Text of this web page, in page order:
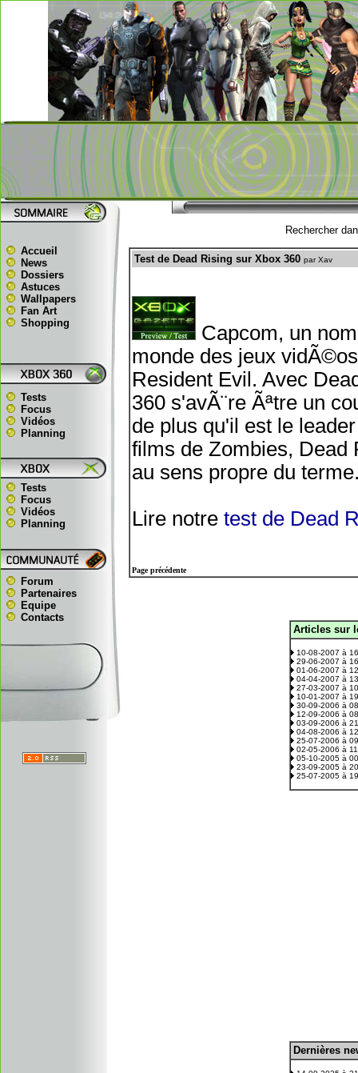
Accueil
News
Dossiers
Astuces
Wallpapers
Fan Art
Shopping
Tests
Focus
Vidéos
Planning
Tests
Focus
Vidéos
Planning
Forum
Partenaires
Equipe
Contacts
Rechercher
Test de Dead Rising sur Xbox 360 par Xav
Capcom, un
monde des jeux
Resident Evil. Avec
360 s'avÃ¨re Ãªtre un
de plus qu'il est le
films de Zombies, Dead
au sens propre du
Lire notre test de Dead
Page précédente
Articles sur
10-08-2007 à
29-06-2007 à
01-06-2007 à
04-04-2007 à
27-03-2007 à
10-01-2007 à
30-09-2006 à
12-09-2006 à
03-09-2006 à
04-08-2006 à
25-07-2006 à
02-05-2006 à
05-10-2005 à
23-09-2005 à
25-07-2005 à
Dernières